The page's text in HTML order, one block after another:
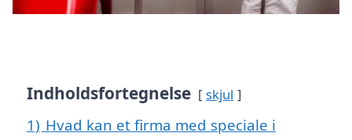
Indholdsfortegnelse skjul
1) Hvad kan et firma med speciale i